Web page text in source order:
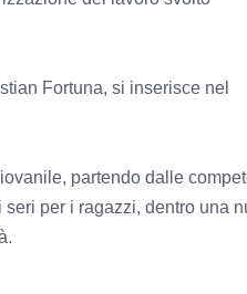
Fortuna, si inserisce nel
partendo dalle
per i ragazzi, dentro una